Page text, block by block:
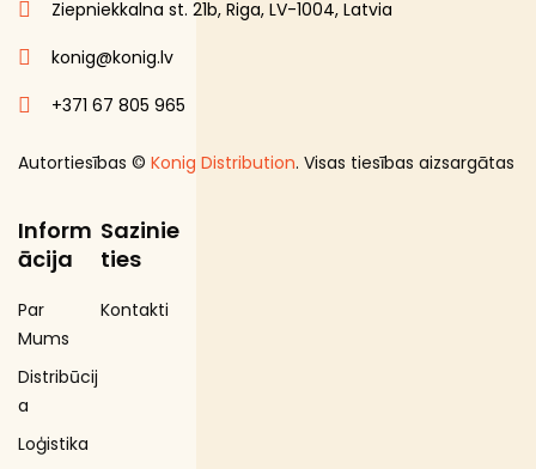
Ziepniekkalna st. 21b, Riga, LV-1004, Latvia
konig@konig.lv
+371 67 805 965
Autortiesības © Konig Distribution. Visas tiesības aizsargātas
Inform
ācija
Par
Mums
Distribūcij
a
Loģistika
Sazinie
ties
Kontakti